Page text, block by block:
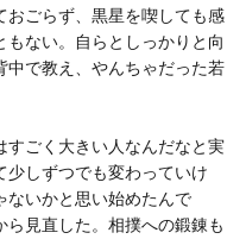
おごらず、黒星を喫しても感
ない。自らとしっかりと向
中で教え、やんちゃだった若
すごく大きい人なんだなと実
少しずつでも変わっていけ
ないかと思い始めたんで
見直した。相撲への鍛錬も